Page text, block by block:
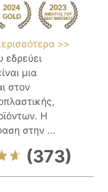
>>
εδρεύει
μια
στον
Η
στην ...
(373)